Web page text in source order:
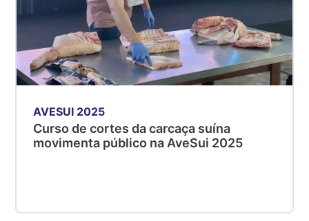
AVESUI 2025
Curso de cortes da carcaça suína
movimenta público na AveSui 2025